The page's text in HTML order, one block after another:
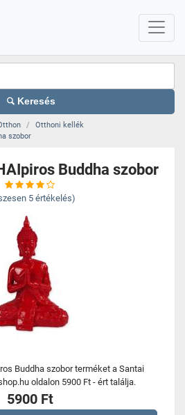
Keresés
Otthoni kellék
szobor
Buddha szobor
5 értékelés)
Buddha szobor terméket a Santai
oldalon 5900 Ft - ért találja.
5900 Ft